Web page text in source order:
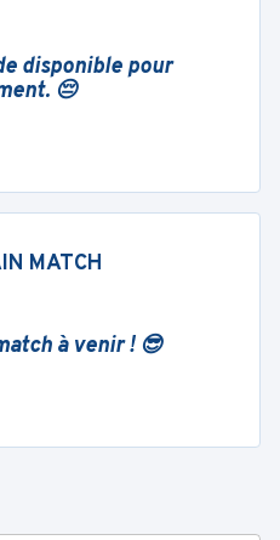
disponible pour
😔
MATCH
à venir ! 😎